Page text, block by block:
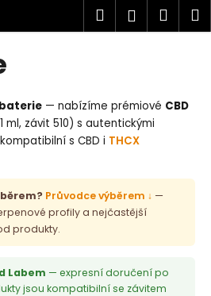
Hledat
— nabízíme prémiové CBD
ml, závit 510) s autentickými
s CBD i THCX
Průvodce výběrem ↓ —
profily a nejčastější
produkty.
Labem — expresní doručení po
jsou kompatibilní se závitem